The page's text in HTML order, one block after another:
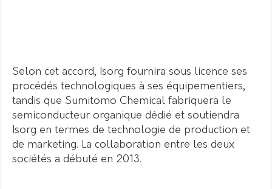
Selon cet accord, Isorg fournira sous licence ses
procédés technologiques à ses équipementiers,
tandis que Sumitomo Chemical fabriquera le
semiconducteur organique dédié et soutiendra
Isorg en termes de technologie de production et
de marketing. La collaboration entre les deux
sociétés a débuté en 2013.